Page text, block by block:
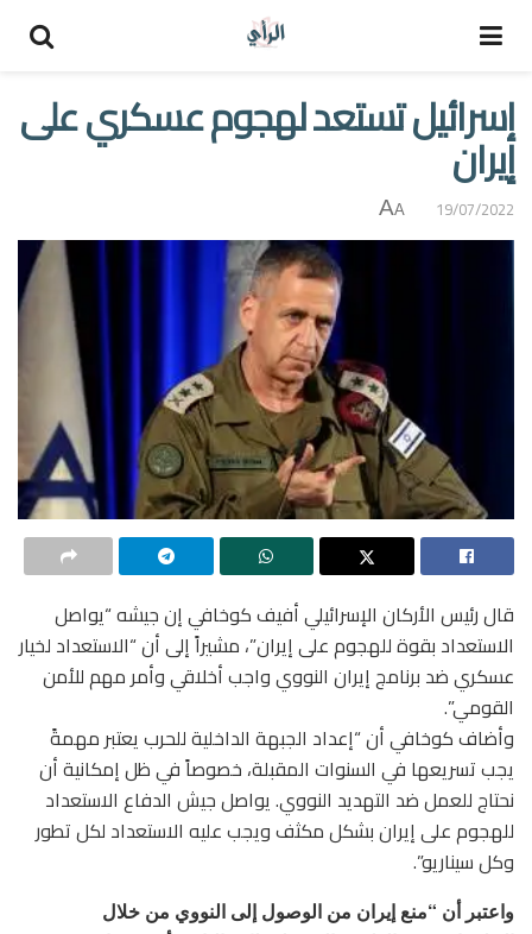
إسرائيل تستعد لهجوم عسكري على
إيران
19/07/2022
A
A
قال رئيس الأركان الإسرائيلي أفيف كوخافي إن جيشه “يواصل
الاستعداد بقوة للهجوم على إيران”، مشيراً إلى أن “الاستعداد لخيار
عسكري ضد برنامج إيران النووي واجب أخلاقي وأمر مهم للأمن
القومي”.
وأضاف كوخافي أن “إعداد الجبهة الداخلية للحرب يعتبر مهمةً
يجب تسريعها في السنوات المقبلة، خصوصاً في ظل إمكانية أن
نحتاج للعمل ضد التهديد النووي. يواصل جيش الدفاع الاستعداد
للهجوم على إيران بشكل مكثف ويجب عليه الاستعداد لكل تطور
وكل سيناريو”.
واعتبر أن “منع إيران من الوصول إلى النووي من خلال